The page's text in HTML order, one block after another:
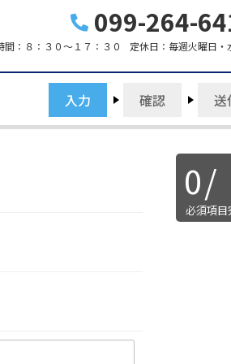
099-264-
間： ８：３０～１７：３０ 定休日： 毎週火曜日・
0/
必須項目
入力 確認 送